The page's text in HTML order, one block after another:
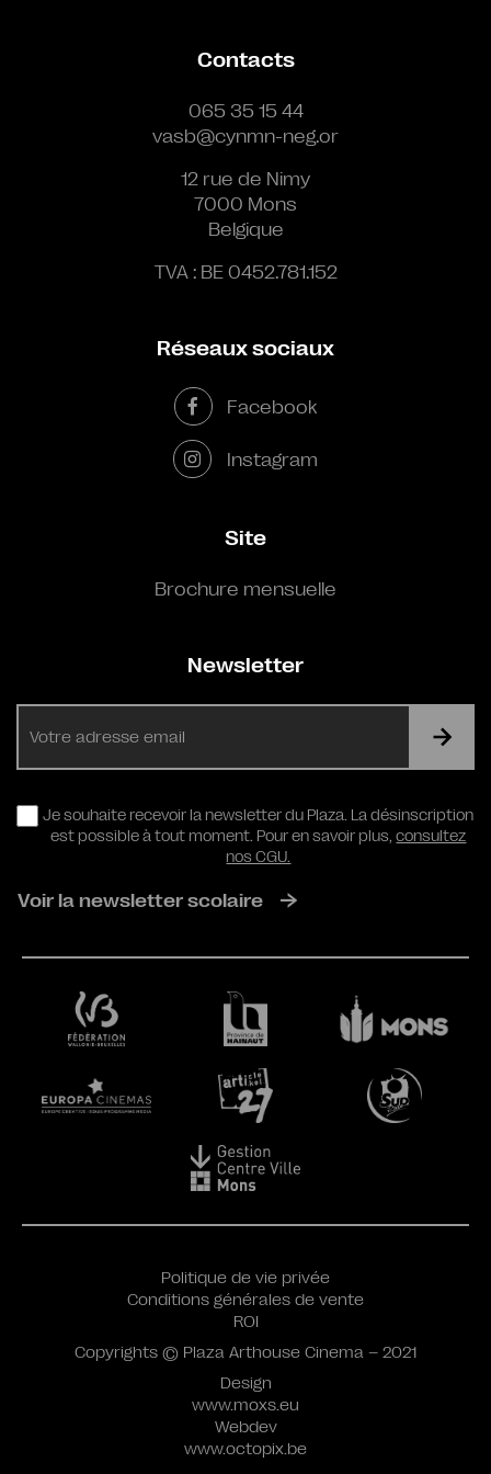
Contacts
065 35 15 44
vasb@cynmn-neg.or
12 rue de Nimy
7000 Mons
Belgique
TVA : BE 0452.781.152
Réseaux sociaux
Facebook
Instagram
Site
Brochure mensuelle
Newsletter
RGPD
Je souhaite recevoir la newsletter du Plaza. La désinscription
est possible à tout moment. Pour en savoir plus,consultez
nos CGU.
Voir la newsletter scolaire
Design
www.moxs.eu
Webdev
www.octopix.be
Politique de vie privée
Conditions générales de vente
ROI
Copyrights © Plaza Arthouse Cinema – 2021